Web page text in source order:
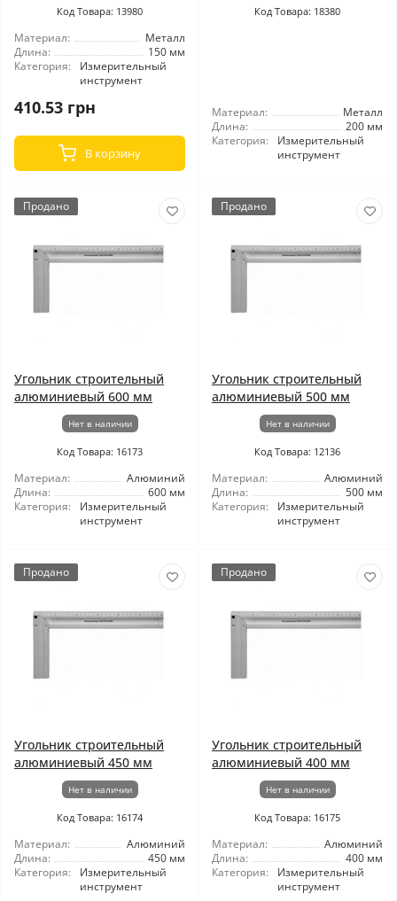
Код Товара: 13980
Материал:
Металл
Длина:
150 мм
Категория:
Измерительный
инструмент
410.53 грн
В корзину
Код Товара: 18380
Материал:
Металл
Длина:
200 мм
Категория:
Измерительный
инструмент
Продано
Угольник строительный
алюминиевый 600 мм
Нет в наличии
Код Товара: 16173
Материал:
Алюминий
Длина:
600 мм
Категория:
Измерительный
инструмент
Продано
Угольник строительный
алюминиевый 500 мм
Нет в наличии
Код Товара: 12136
Материал:
Алюминий
Длина:
500 мм
Категория:
Измерительный
инструмент
Продано
Угольник строительный
алюминиевый 450 мм
Нет в наличии
Код Товара: 16174
Материал:
Алюминий
Длина:
450 мм
Категория:
Измерительный
инструмент
Продано
Угольник строительный
алюминиевый 400 мм
Нет в наличии
Код Товара: 16175
Материал:
Алюминий
Длина:
400 мм
Категория:
Измерительный
инструмент